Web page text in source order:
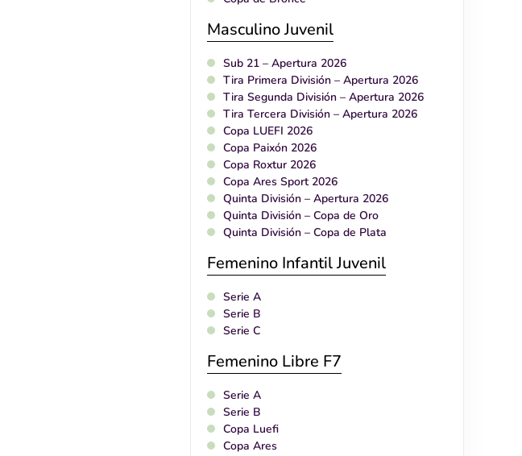
Masculino Juvenil
Sub 21 – Apertura 2026
Tira Primera División – Apertura 2026
Tira Segunda División – Apertura 2026
Tira Tercera División – Apertura 2026
Copa LUEFI 2026
Copa Paixón 2026
Copa Roxtur 2026
Copa Ares Sport 2026
Quinta División – Apertura 2026
Quinta División – Copa de Oro
Quinta División – Copa de Plata
Femenino Infantil Juvenil
Serie A
Serie B
Serie C
Femenino Libre F7
Serie A
Serie B
Copa Luefi
Copa Ares